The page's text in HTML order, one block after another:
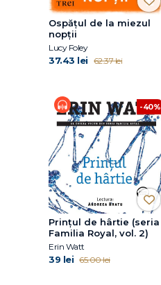
Ospățul de la miezul
nopții
Lucy Foley
37.43 lei 62.37 lei
-40%
Prințul de hârtie (seria
Familia Royal, vol. 2)
Erin Watt
39 lei 65.00 lei